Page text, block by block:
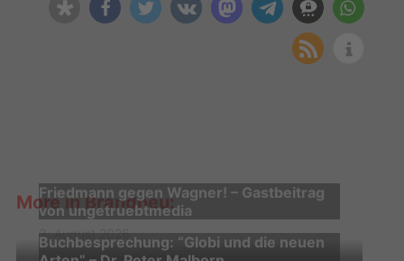
More in Brandneu:
Friedmann gegen Wagner! – Gastbeitrag
von ungetruebtmedia
3. August 2026
Buchbesprechung: “Globi und die neuen